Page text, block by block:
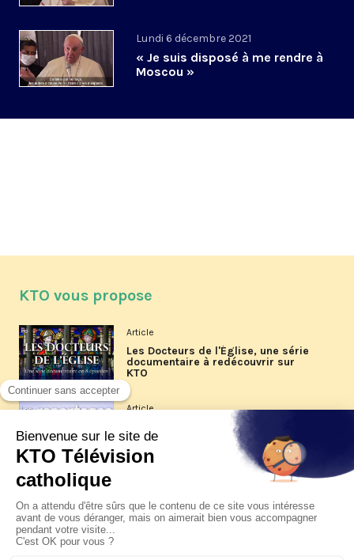
Lundi 6 décembre 2021
« Je suis disposé à me rendre à
Moscou »
KTO vous propose
Article
Les Docteurs de l'Église, une série
documentaire à redécouvrir sur
KTO
Article
Les reportages d'été 2026 de KTO
La visite pastorale du pape Léon
XIV à Assise à suivre sur KTO le
jeudi 6 août